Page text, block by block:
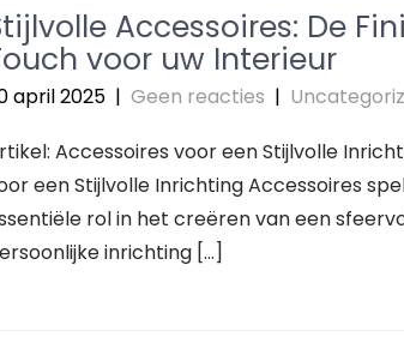
Accessoires: De
voor uw Interieur
april 2025 | Geen reacties |
Accessoires voor een Stijlvolle
een Stijlvolle Inrichting Accessoires
rol in het creëren van een
inrichting […]